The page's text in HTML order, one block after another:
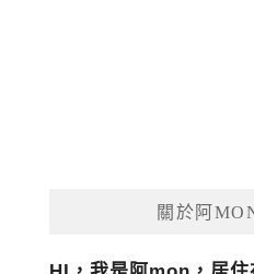
關於阿